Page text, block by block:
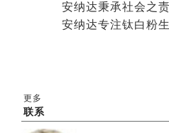
安纳达秉承社会之
安纳达专注钛白粉
更多
联系